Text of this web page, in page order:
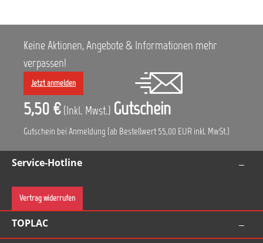
Verdünner:Pinsel: Epifanes Farbverdünner /
Überstreichbarkeit:Nach 24 Stunden bei 18°C.
Ergiebigkeit:1000ml auf 14 m2 = 40 µm
Keine Aktionen, Angebote & Informationen mehr
verpassen!
Jetzt anmelden
5,50 € (Inkl. Mwst.) Gutschein
Gutschein bei Anmeldung (ab Bestellwert 55,00 EUR inkl. MwSt.)
Service-Hotline
Vertrag widerrufen
TOPLAC